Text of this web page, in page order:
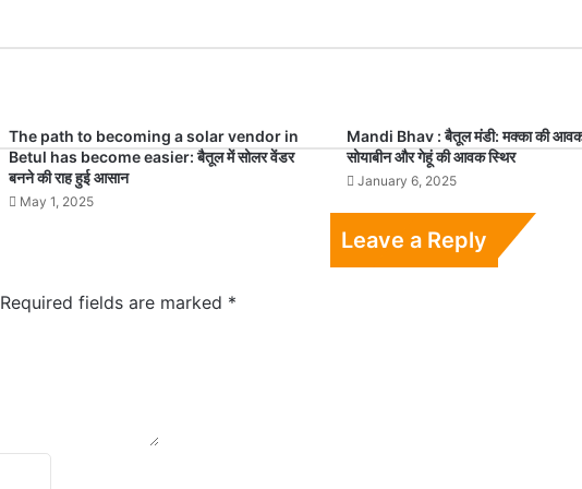
The path to becoming a solar vendor in
Betul has become easier: बैतूल में सोलर वेंडर
बनने की राह हुई आसान
May 1, 2025
Mandi Bhav : बैतूल मंडी: मक्का की आवक
सोयाबीन और गेहूं की आवक स्थिर
January 6, 2025
Leave a Reply
Required fields are marked *